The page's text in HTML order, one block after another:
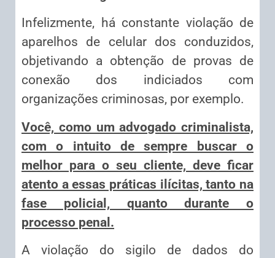
Infelizmente, há constante violação de
aparelhos de celular dos conduzidos,
objetivando a obtenção de provas de
conexão dos indiciados com
organizações criminosas, por exemplo.
Você, como um advogado criminalista,
com o intuito de sempre buscar o
melhor para o seu cliente, deve ficar
atento a essas práticas ilícitas, tanto na
fase policial, quanto durante o
processo penal.
A violação do sigilo de dados do